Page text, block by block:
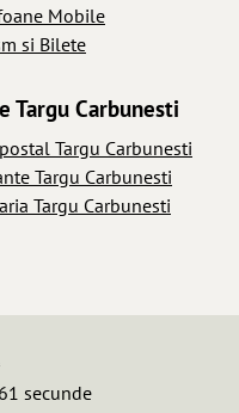
Mobile
si Bilete
Targu Carbunesti
Targu Carbunesti
Targu Carbunesti
Targu Carbunesti
secunde